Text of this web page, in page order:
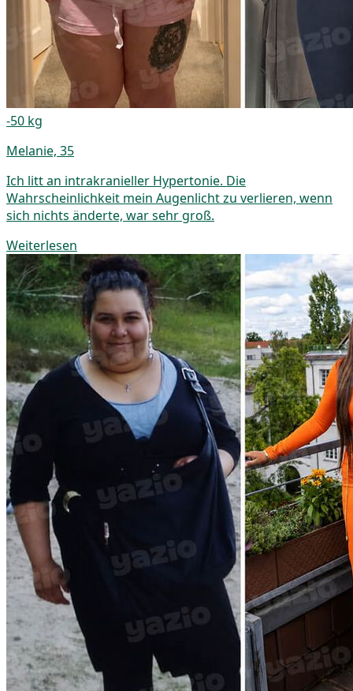
-50 kg
Melanie, 35
Ich litt an intrakranieller Hypertonie. Die
Wahrscheinlichkeit mein Augenlicht zu verlieren, wenn
sich nichts änderte, war sehr groß.
Weiterlesen